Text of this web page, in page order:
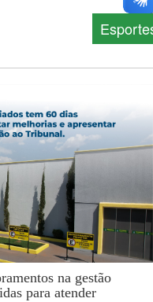
na gestão
para atender